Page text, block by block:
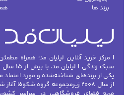
برند ها
| مرکز خرید آنلاین لیلیان مد؛ همراه
سبک
یکی از برندهای شناخته‌شده و مورد اعتماد